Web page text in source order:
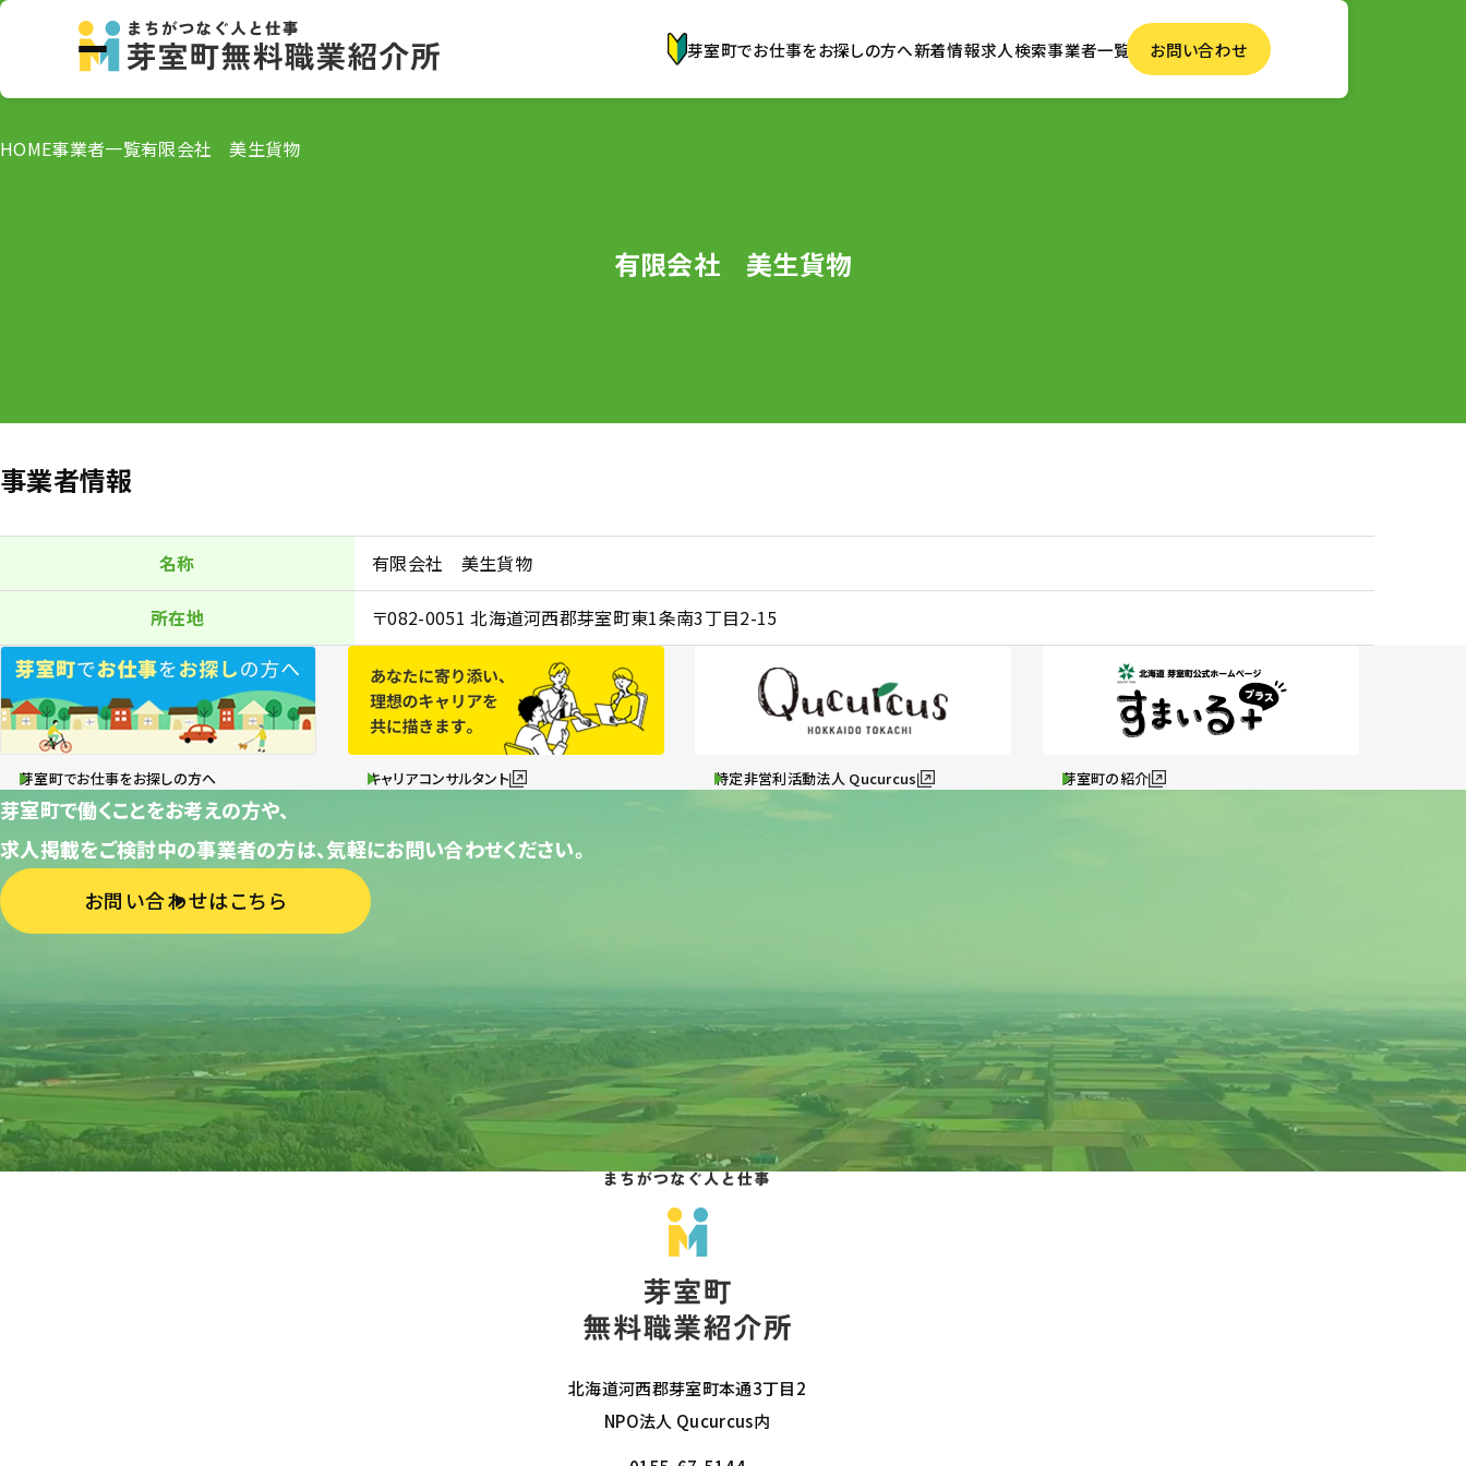
芽室町でお仕事をお探しの方へ新着情報求人検索事業者一覧 お問い合わせ
HOME事業者一覧有限会社 美生貨物
有限会社 美生貨物
事業者情報
名称 有限会社 美生貨物
所在地 〒082-0051 北海道河西郡芽室町東1条南3丁目2-15
芽室町でお仕事をお探しの方へ キャリアコンサルタント 特定非営利活動法人 Qucurcus 芽室町の紹介
芽室町で働くことをお考えの方や、
求人掲載をご検討中の事業者の方は、気軽にお問い合わせください。
お問い合わせはこちら
北海道河西郡芽室町本通3丁目2
NPO法人 Qucurcus内